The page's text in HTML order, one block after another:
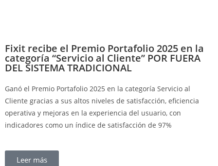
Fixit recibe el Premio Portafolio 2025 en la
categoría “Servicio al Cliente” POR FUERA
DEL SISTEMA TRADICIONAL​
Ganó el Premio Portafolio 2025 en la categoría Servicio al
Cliente gracias a sus altos niveles de satisfacción, eficiencia
operativa y mejoras en la experiencia del usuario, con
indicadores como un índice de satisfacción de 97%
Leer más